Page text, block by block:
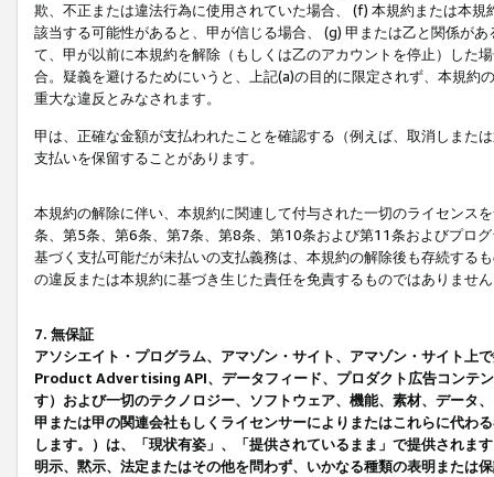
欺、不正または違法行為に使用されていた場合、 (f) 本規約または本
該当する可能性があると、甲が信じる場合、 (g) 甲または乙と関係が
て、甲が以前に本規約を解除（もしくは乙のアカウントを停止）した
合。疑義を避けるためにいうと、上記(a)の目的に限定されず、本規
重大な違反とみなされます。
甲は、正確な金額が支払われたことを確認する（例えば、取消しまた
支払いを保留することがあります。
本規約の解除に伴い、本規約に関連して付与された一切のライセンス
条、第5条、第6条、第7条、第8条、第10条および第11条およびプロ
基づく支払可能だが未払いの支払義務は、本規約の解除後も存続する
の違反または本規約に基づき生じた責任を免責するものではありませ
7. 無保証
アソシエイト・プログラム、アマゾン・サイト、アマゾン・サイト上
Product Advertising API、データフィード、プロダクト広告コンテ
す）および一切のテクノロジー、ソフトウェア、機能、素材、データ
甲または甲の関連会社もしくライセンサーによりまたはこれらに代わ
します。）は、「現状有姿」、「提供されているまま」で提供されま
明示、黙示、法定またはその他を問わず、いかなる種類の表明または